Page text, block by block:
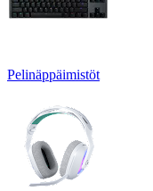
Pelinäppäimistöt